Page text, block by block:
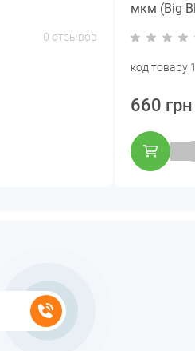
0 отзывов
мкм (Big
код товару
660 грн